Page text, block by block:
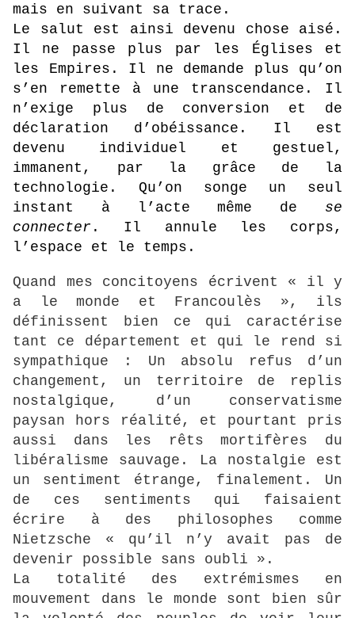
mais en suivant sa trace.
Le salut est ainsi devenu chose aisé.
Il ne passe plus par les Églises et
les Empires. Il ne demande plus qu’on
s’en remette à une transcendance. Il
n’exige plus de conversion et de
déclaration d’obéissance. Il est
devenu individuel et gestuel,
immanent, par la grâce de la
technologie. Qu’on songe un seul
instant à l’acte même de se
connecter . Il annule les corps,
l’espace et le temps.
Quand mes concitoyens écrivent « il y
a le monde et Francoulès », ils
définissent bien ce qui caractérise
tant ce département et qui le rend si
sympathique : Un absolu refus d’un
changement, un territoire de replis
nostalgique, d’un conservatisme
paysan hors réalité, et pourtant pris
aussi dans les rêts mortifères du
libéralisme sauvage. La nostalgie est
un sentiment étrange, finalement. Un
de ces sentiments qui faisaient
écrire à des philosophes comme
Nietzsche « qu’il n’y avait pas de
devenir possible sans oubli ».
La totalité des extrémismes en
mouvement dans le monde sont bien sûr